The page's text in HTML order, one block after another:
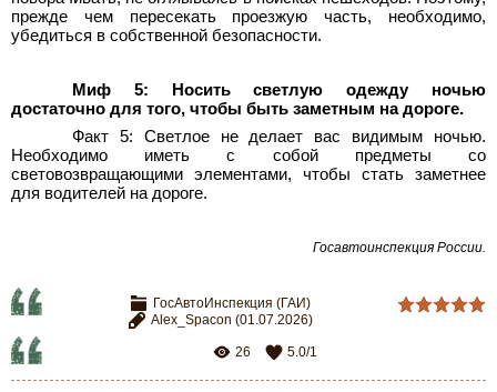
прежде чем пересекать проезжую часть, необходимо,
убедиться в собственной безопасности.
Миф 5: Носить светлую одежду ночью
достаточно для того, чтобы быть заметным на дороге.
Факт 5: Светлое не делает вас видимым ночью.
Необходимо иметь с собой предметы со
световозвращающими элементами, чтобы стать заметнее
для водителей на дороге.
Госавтоинспекция России.
ГосАвтоИнспекция (ГАИ)
Alex_Spacon (01.07.2026)
26 5.0/1